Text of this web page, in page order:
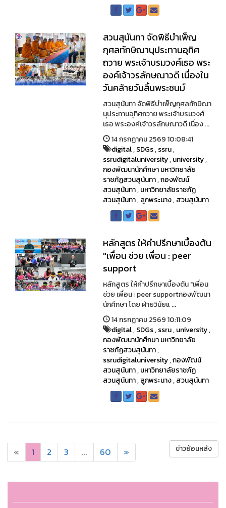
สวนสุนันทา จัดพิธีบำเพ็ญ
กุศลทักษิณานุประทานอุทิศ
ถวาย พระเจ้าบรมวงศ์เธอ พระ
องค์เจ้าวรลักษณาวดี เนื่องใน
วันคล้ายวันสิ้นพระชนม์
สวนสุนันทา จัดพิธีบำเพ็ญกุศลทักษิณา
นุประทานอุทิศถวาย พระเจ้าบรมวงศ์
เธอ พระองค์เจ้าวรลักษณาวดี เนื่อง ...
14 กรกฏาคม 2569 10:08:41
digital,SDGs,ssru,
ssrudigitaluniversity,university,
กองพัฒนานักศึกษา มหาวิทยาลัย
ราชภัฏสวนสุนันทา,กองพัฒน์
สวนสุนันทา,มหาวิทยาลัยราชภัฏ
สวนสุนันทา,ลูกพระนาง,สวนสุนันทา
หลักสูตร ให้คำปรึกษาเบื้องต้น
"เพื่อน ช่วย เพื่อน : peer
support
หลักสูตร ให้คำปรึกษาเบื้องต้น "เพื่อน
ช่วย เพื่อน : peer supportกองพัฒนา
นักศึกษา โดย ฝ่ายวินัยแ ...
14 กรกฏาคม 2569 10:11:09
digital,SDGs,ssru,university,
กองพัฒนานักศึกษา มหาวิทยาลัย
ราชภัฏสวนสุนันทา,
ssrudigitaluniversity,กองพัฒน์
สวนสุนันทา,มหาวิทยาลัยราชภัฏ
สวนสุนันทา,ลูกพระนาง,สวนสุนันทา
« 1 2 3 ... 60 » ข่าวย้อนหลัง